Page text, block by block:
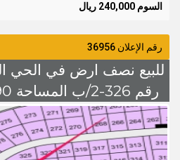
السوم 240,000 ريال
رقم الإعلان 36956
للبيع نصف ارض في الحي
السعر 275 الف